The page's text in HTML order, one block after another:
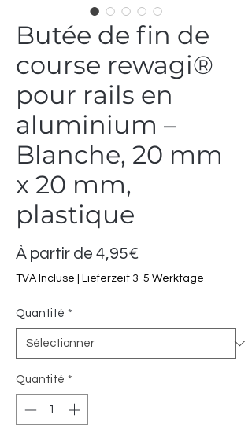
Butée de fin de
course rewagi®
pour rails en
aluminium –
Blanche, 20 mm
x 20 mm,
plastique
À partir de 4,95€
promotionnel
TVA Incluse Lieferzeit 3-5 Werktage
Quantité *
Quantité *